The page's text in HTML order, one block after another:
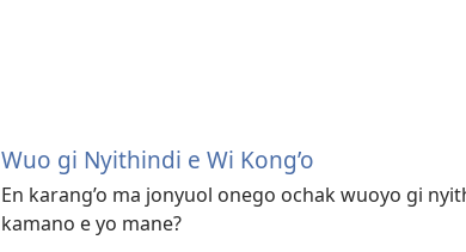
Wuo gi Nyithindi e Wi Kong’o
En karang’o ma jonyuol onego ochak wuoyo gi
kamano e yo mane?